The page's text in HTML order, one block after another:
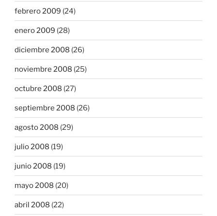
febrero 2009 (24)
enero 2009 (28)
diciembre 2008 (26)
noviembre 2008 (25)
octubre 2008 (27)
septiembre 2008 (26)
agosto 2008 (29)
julio 2008 (19)
junio 2008 (19)
mayo 2008 (20)
abril 2008 (22)